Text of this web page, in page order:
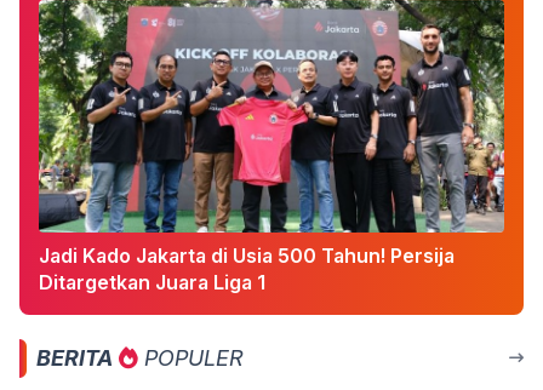
Jadi Kado Jakarta di Usia 500 Tahun! Persija
Ditargetkan Juara Liga 1
BERITA POPULER